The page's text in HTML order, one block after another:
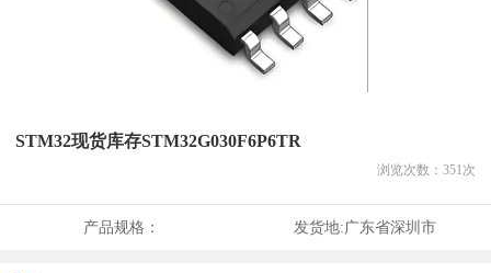
STM32现货库存STM32G030F6P6TR
浏览次数： 351次
产品规格： 发货地:广东省深圳市